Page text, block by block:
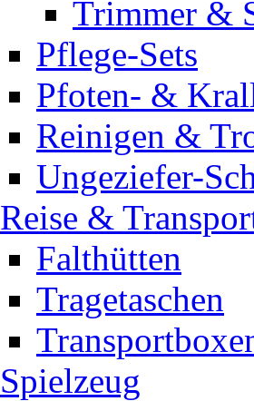
Trimmer &
Pflege-Sets
Pfoten- &
Reinigen &
Ungeziefer-
Reise &
Falthütten
Tragetaschen
Spielzeug